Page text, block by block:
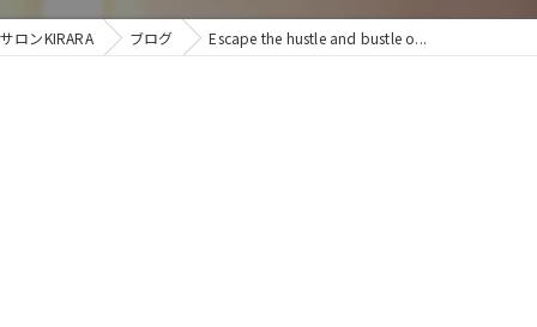
ロンKIRARA ブログ Escape the hustle and bustle o...